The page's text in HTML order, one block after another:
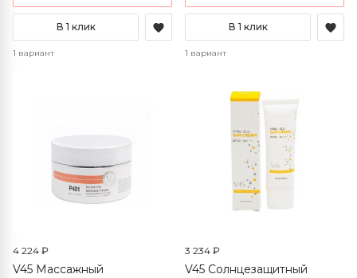
В 1 клик
1 вариант
В 1 клик
1 вариант
4 224 ₽
V45 Массажный
3 234 ₽
V45 Солнцезащитный